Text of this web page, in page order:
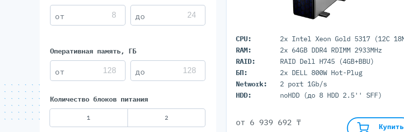
Оперативная память, ГБ
Количество блоков питания
1 2
CPU:
RAM:
2x 64GB DDR4 RDIMM 2933MHz
RAID:
RAID Dell H745 (4GB+BBU)
БП:
2x DELL 800W Hot-Plug
Network:
2 port 1Gb/s
HDD:
noHDD (до 8 HDD 2.5'' SFF)
от 6 939 692 ₸ Купить